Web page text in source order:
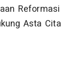
Reformasi
Asta Cita